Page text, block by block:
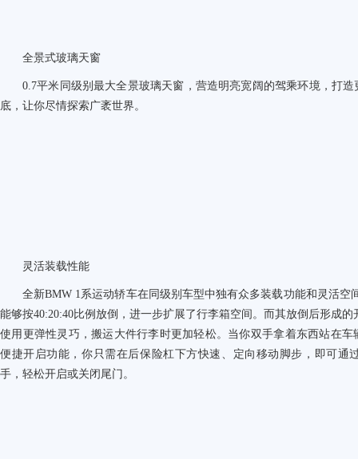
全景式玻璃天窗
0.7平米同级别最大全景玻璃天窗，营造明亮宽阔的驾乘环境，打
底，让你尽情探索广袤世界。
灵活装载性能
全新BMW 1系运动轿车在同级别车型中独有众多装载功能和灵活空
能够按40:20:40比例放倒，进一步扩展了行李箱空间。而其放倒后形成
使用更弹性灵巧，搬运大件行李时更加轻松。当你双手拿着东西站在
便捷开启功能，你只需在后保险杠下方快速、定向移动脚步，即可通
手，轻松开启或关闭尾门。